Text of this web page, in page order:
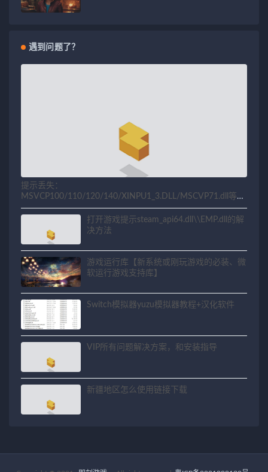
遇到问题了？
提示丢失：
MSVCP100/110/120/140/XINPU1_3.DLL/MSCVP71.dll等相
关问题解决方法
打开游戏提示steam_api64.dll\\EMP.dll的解
决方法
游戏运行库【新系统或刚玩游戏的必装、微
软运行游戏支持库】
Switch模拟器yuzu模拟器教程+汉化软件
VIP所有问题解决方案，和安装指导
新疆地区怎么使用链接下载